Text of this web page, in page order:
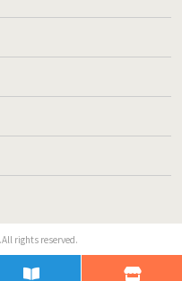
rights reserved.